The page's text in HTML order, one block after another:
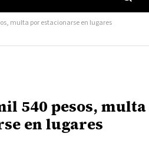
multa por estacionarse en lugares
540 pesos, multa
en lugares